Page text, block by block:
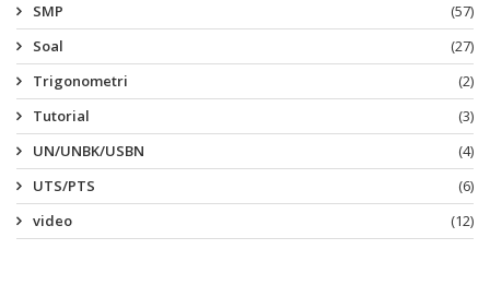
SMP
(57)
Soal
(27)
Trigonometri
(2)
Tutorial
(3)
UN/UNBK/USBN
(4)
UTS/PTS
(6)
video
(12)